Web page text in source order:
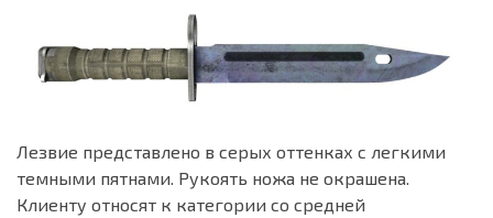
Лезвие представлено в серых оттенках с легкими
темными пятнами. Рукоять ножа не окрашена.
Клиенту относят к категории со средней